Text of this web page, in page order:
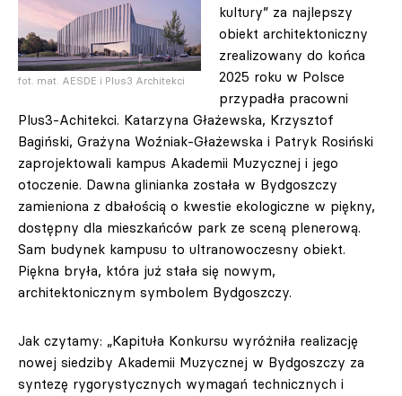
fot. mat. AESDE i Plus3 Architekci
kultury” za najlepszy
obiekt architektoniczny
zrealizowany do końca
2025 roku w Polsce
przypadła pracowni
Plus3-Achitekci. Katarzyna Głażewska, Krzysztof
Bagiński, Grażyna Woźniak-Głażewska i Patryk Rosiński
zaprojektowali kampus Akademii Muzycznej i jego
otoczenie. Dawna glinianka została w Bydgoszczy
zamieniona z dbałością o kwestie ekologiczne w piękny,
dostępny dla mieszkańców park ze sceną plenerową.
Sam budynek kampusu to ultranowoczesny obiekt.
Piękna bryła, która już stała się nowym,
architektonicznym symbolem Bydgoszczy.
Jak czytamy: „Kapituła Konkursu wyróżniła realizację
nowej siedziby Akademii Muzycznej w Bydgoszczy za
syntezę rygorystycznych wymagań technicznych i